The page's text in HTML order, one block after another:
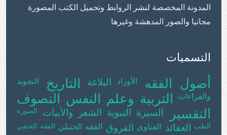
المدونة المخصصة لنشر الروابط وتحميل الكتب المصورة
مجانيا والصور المدهشة وغيرها
التسميات
أصول الفقه الأوراد البلاغة التاريخ
التجويد
والقراءات
التربية وعلم النفس
التصوف
التفسير
السيرة النبوية الشعر والأبيات
الصورة
الطب
العقائد الفتاوى الفروق الفقه الحنبلي الفقه الحنفي